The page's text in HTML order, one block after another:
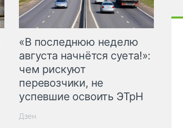
«В последнюю неделю
августа начнётся суета!»:
чем рискуют
перевозчики, не
успевшие освоить ЭТрН
Дзен